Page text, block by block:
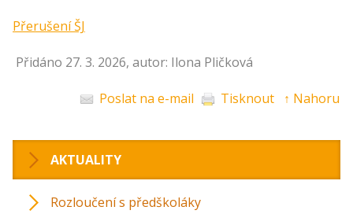
Přerušení ŠJ
Přidáno 27. 3. 2026, autor: Ilona Pličková
Poslat na e-mail Tisknout ↑ Nahoru
AKTUALITY
Rozloučení s předškoláky